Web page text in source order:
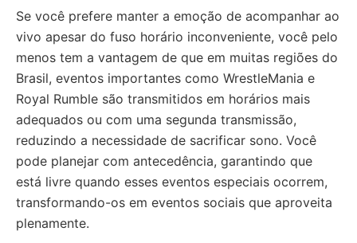
Se você prefere manter a emoção de acompanhar ao
vivo apesar do fuso horário inconveniente, você pelo
menos tem a vantagem de que em muitas regiões do
Brasil, eventos importantes como WrestleMania e
Royal Rumble são transmitidos em horários mais
adequados ou com uma segunda transmissão,
reduzindo a necessidade de sacrificar sono. Você
pode planejar com antecedência, garantindo que
está livre quando esses eventos especiais ocorrem,
transformando-os em eventos sociais que aproveita
plenamente.